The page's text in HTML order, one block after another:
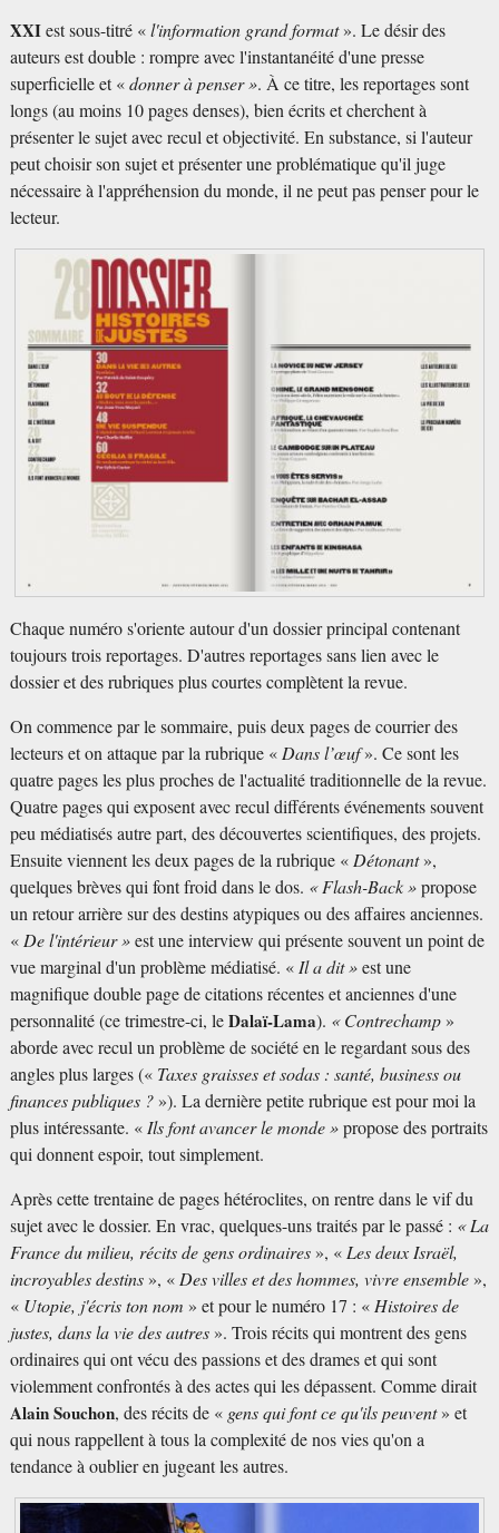
XXIest sous-titré «l'information grand format». Le désir des
auteurs est double : rompre avec l'instantanéité d'une presse
superficielle et «donner à penser ». À ce titre, les reportages sont
longs (au moins 10 pages denses), bien écrits et cherchent à
présenter le sujet avec recul et objectivité. En substance, si l'auteur
peut choisir son sujet et présenter une problématique qu'il juge
nécessaire à l'appréhension du monde, il ne peut pas penser pour le
lecteur.
Chaque numéro s'oriente autour d'un dossier principal contenant
toujours trois reportages. D'autres reportages sans lien avec le
dossier et des rubriques plus courtes complètent la revue.
On commence par le sommaire, puis deux pages de courrier des
lecteurs et on attaque par la rubrique «Dans l’œuf». Ce sont les
quatre pages les plus proches de l'actualité traditionnelle de la revue.
Quatre pages qui exposent avec recul différents événements souvent
peu médiatisés autre part, des découvertes scientifiques, des projets.
Ensuite viennent les deux pages de la rubrique «Détonant»,
quelques brèves qui font froid dans le dos. « Flash-Back »propose
un retour arrière sur des destins atypiques ou des affaires anciennes.
«De l'intérieur »est une interview qui présente souvent un point de
vue marginal d'un problème médiatisé. «Il a dit »est une
magnifique double page de citations récentes et anciennes d'une
personnalité (ce trimestre-ci, leDalaï-Lama). « Contrechamp»
aborde avec recul un problème de société en le regardant sous des
angles plus larges (« Taxes graisses et sodas : santé, business ou
finances publiques ?»). La dernière petite rubrique est pour moi la
plus intéressante. «Ils font avancer le monde »propose des portraits
qui donnent espoir, tout simplement.
Après cette trentaine de pages hétéroclites, on rentre dans le vif du
sujet avec le dossier. En vrac, quelques-uns traités par le passé : « La
France du milieu, récits de gens ordinaires», «Les deux Israël,
incroyables destins», «Des villes et des hommes, vivre ensemble»,
« Utopie, j'écris ton nom » et pour le numéro 17 : «Histoires de
justes, dans la vie des autres». Trois récits qui montrent des gens
ordinaires qui ont vécu des passions et des drames et qui sont
violemment confrontés à des actes qui les dépassent. Comme dirait
Alain Souchon, des récits de « gens qui font ce qu'ils peuvent» et
qui nous rappellent à tous la complexité de nos vies qu'on a
tendance à oublier en jugeant les autres.